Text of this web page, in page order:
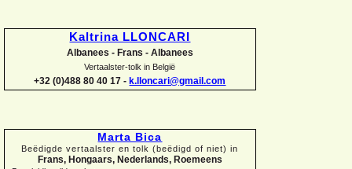
Kaltrina LLONCARI
Albanees - Frans - Albanees
Vertaalster-tolk in België
+32 (0)488 80 40 17 - k.lloncari@gmail.com
Marta Bica
Beëdigde vertaalster en tolk (beëdigd of niet) in
Frans, Hongaars, Nederlands, Roemeens